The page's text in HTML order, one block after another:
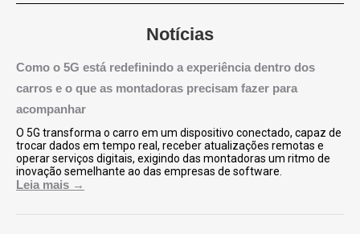
Notícias
Como o 5G está redefinindo a experiência dentro dos
carros e o que as montadoras precisam fazer para
acompanhar
O 5G transforma o carro em um dispositivo conectado, capaz de
trocar dados em tempo real, receber atualizações remotas e
operar serviços digitais, exigindo das montadoras um ritmo de
inovação semelhante ao das empresas de software.
Leia mais →